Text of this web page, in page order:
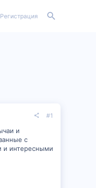
Регистрация
#1
и
с
и интересными